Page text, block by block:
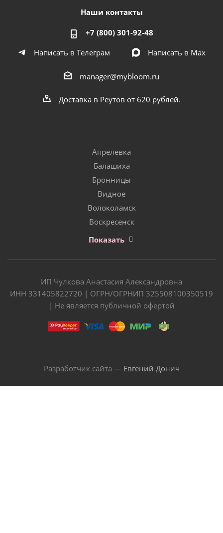
Наши контакты
+7 (800) 301-92-48
Написать в Телеграм
Написать в Мах
manager@mybloom.ru
Доставка в Реутов от 620 рублей.
Апрелевка
Балашиха
Бронницы
Видное
Волоколамск
Воскресенск
Показать
ИП Чулкова Анастасия Александровна
ИНН 331405822720 | ОГРН/ОГРНИП 325508100350519
| Не является публичной офертой
Разработчик сайта — Евгений Донич